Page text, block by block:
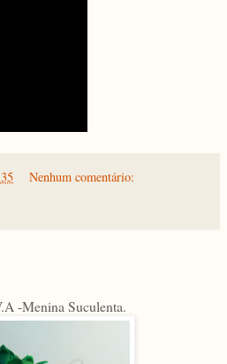
Nenhum comentário:
-Menina Suculenta.